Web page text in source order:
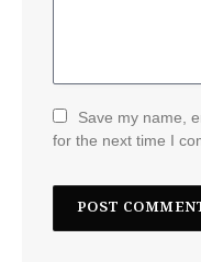
Save my name,
for the next time I